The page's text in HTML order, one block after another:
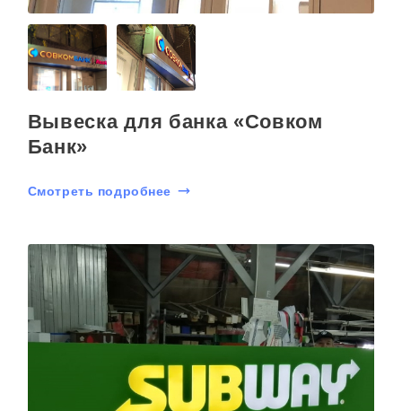
Вывеска для банка «Совком
Банк»
Смотреть подробнее